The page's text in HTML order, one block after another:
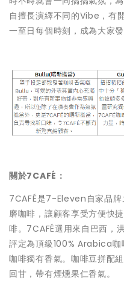
自擅長演繹不同的Vibe，有
一至日每個時刻，成為大家
關於7CAFÉ：
7CAFÉ是7-Eleven自家品
磨咖啡，讓顧客享受方便快
啡。7CAFÉ選用來自巴西，
評定為頂級100% Arabica咖
咖啡獨有香氣。咖啡豆拼配
回甘，帶有煙燻果仁香氣。